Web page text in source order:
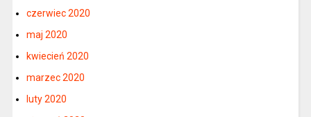
czerwiec 2020
maj 2020
kwiecień 2020
marzec 2020
luty 2020